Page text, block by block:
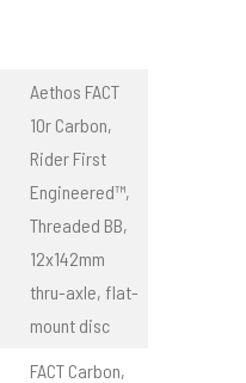
Aethos FACT
10r Carbon,
Rider First
Engineered™,
Threaded BB,
12x142mm
thru-axle, flat-
mount disc
FACT Carbon,